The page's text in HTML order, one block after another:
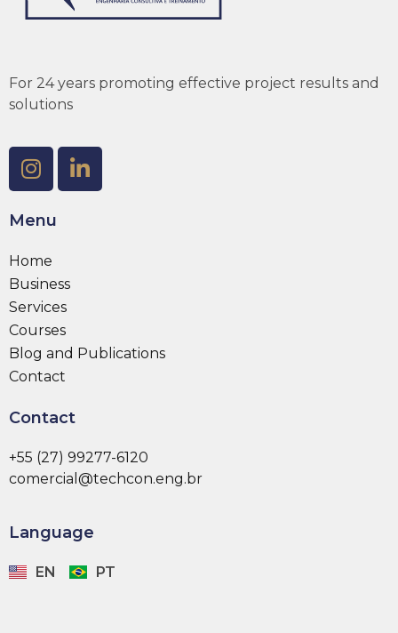
For 24 years promoting effective project results and
solutions
Menu
Home
Business
Services
Courses
Blog and Publications
Contact
Contact
+55 (27) 99277-6120
comercial@techcon.eng.br
Language
EN PT